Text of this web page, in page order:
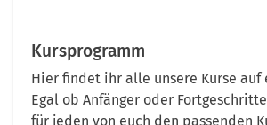
Kursprogramm
Hier findet ihr alle unsere Kurse auf
Egal ob Anfänger oder
für jeden von euch den passenden